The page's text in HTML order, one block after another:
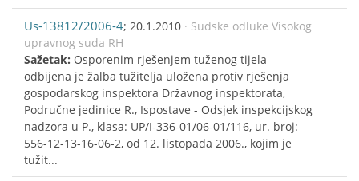
Us-13812/2006-4; 20.1.2010 · Sudske odluke Visokog
upravnog suda RH
Sažetak: Osporenim rješenjem tuženog tijela
odbijena je žalba tužitelja uložena protiv rješenja
gospodarskog inspektora Državnog inspektorata,
Područne jedinice R., Ispostave - Odsjek inspekcijskog
nadzora u P., klasa: UP/I-336-01/06-01/116, ur. broj:
556-12-13-16-06-2, od 12. listopada 2006., kojim je
tužit...